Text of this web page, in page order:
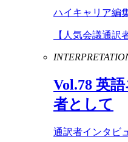
ハイキャリア編
【人気会議通訳
Vol.78 英
者として
通訳者インタビ